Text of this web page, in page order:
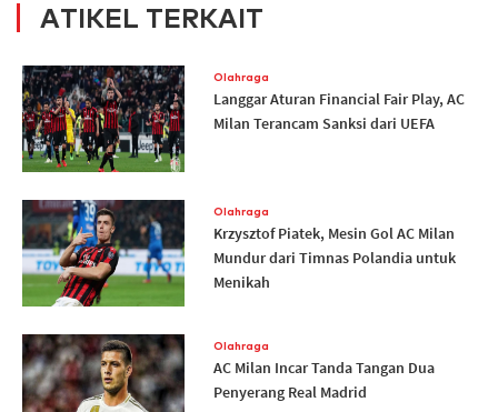
ATIKEL TERKAIT
Olahraga
Langgar Aturan Financial Fair Play, AC
Milan Terancam Sanksi dari UEFA
Olahraga
Krzysztof Piatek, Mesin Gol AC Milan
Mundur dari Timnas Polandia untuk
Menikah
Olahraga
AC Milan Incar Tanda Tangan Dua
Penyerang Real Madrid